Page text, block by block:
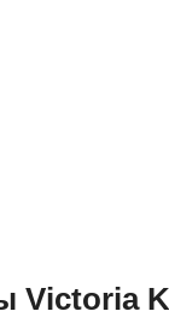
Victoria